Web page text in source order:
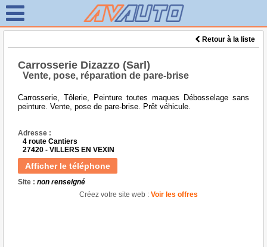
Retour à la liste
Carrosserie Dizazzo (Sarl)
Vente, pose, réparation de pare-brise
Carrosserie, Tôlerie, Peinture toutes maques Débosselage sans
peinture. Vente, pose de pare-brise. Prêt véhicule.
Adresse :
4 route Cantiers
27420 - VILLERS EN VEXIN
Afficher le téléphone
Site : non renseigné
Créez votre site web : Voir les offres